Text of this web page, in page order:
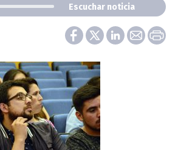
Escuchar noticia